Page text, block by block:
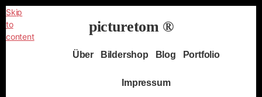
Skip
to
content
picturetom ®
Independent
Über Bildershop Blog Portfolio
Impressum